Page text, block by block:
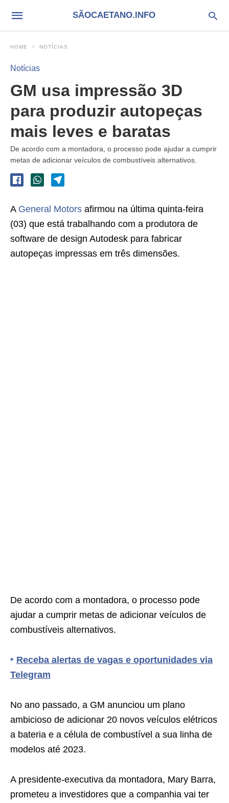
SÃOCAETANO.INFO
HOME NOTÍCIAS
Notícias
GM usa impressão 3D
para produzir autopeças
mais leves e baratas
De acordo com a montadora, o processo pode ajudar a cumprir
metas de adicionar veículos de combustíveis alternativos.
A General Motors afirmou na última quinta-feira
(03) que está trabalhando com a produtora de
software de design Autodesk para fabricar
autopeças impressas em três dimensões.
De acordo com a montadora, o processo pode
ajudar a cumprir metas de adicionar veículos de
combustíveis alternativos.
‣ Receba alertas de vagas e oportunidades via
Telegram
No ano passado, a GM anunciou um plano
ambicioso de adicionar 20 novos veículos elétricos
a bateria e a célula de combustível a sua linha de
modelos até 2023.
A presidente-executiva da montadora, Mary Barra,
prometeu a investidores que a companhia vai ter